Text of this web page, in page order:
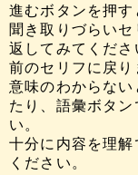
進むボタンを押す
聞き取りづらい
返してみてくだ
前のセリフに戻り
意味のわからない
たり、語彙ボタ
い。
十分に内容を理
ください。